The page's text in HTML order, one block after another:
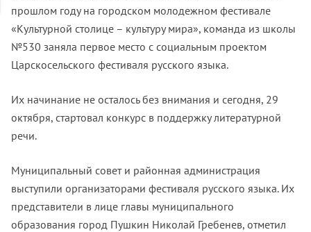
прошлом году на городском молодежном фестивале
«Культурной столице – культуру мира», команда из школы
№530 заняла первое место с социальным проектом
Царскосельского фестиваля русского языка.
Их начинание не осталось без внимания и сегодня, 29
октября, стартовал конкурс в поддержку литературной
речи.
Муниципальный совет и районная администрация
выступили организаторами фестиваля русского языка. Их
представители в лице главы муниципального
образования город Пушкин Николай Гребенев, отметил